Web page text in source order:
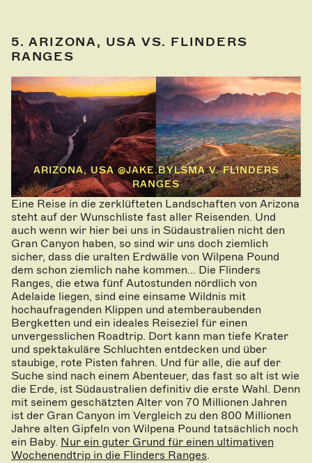
5. ARIZONA, USA VS. FLINDERS
RANGES
ARIZONA, USA @JAKE.BYLSMA V. FLINDERS
RANGES
Eine Reise in die zerklüfteten Landschaften von Arizona
steht auf der Wunschliste fast aller Reisenden. Und
auch wenn wir hier bei uns in Südaustralien nicht den
Gran Canyon haben, so sind wir uns doch ziemlich
sicher, dass die uralten Erdwälle von Wilpena Pound
dem schon ziemlich nahe kommen... Die Flinders
Ranges, die etwa fünf Autostunden nördlich von
Adelaide liegen, sind eine einsame Wildnis mit
hochaufragenden Klippen und atemberaubenden
Bergketten und ein ideales Reiseziel für einen
unvergesslichen Roadtrip. Dort kann man tiefe Krater
und spektakuläre Schluchten entdecken und über
staubige, rote Pisten fahren. Und für alle, die auf der
Suche sind nach einem Abenteuer, das fast so alt ist wie
die Erde, ist Südaustralien definitiv die erste Wahl. Denn
mit seinem geschätzten Alter von 70 Millionen Jahren
ist der Gran Canyon im Vergleich zu den 800 Millionen
Jahre alten Gipfeln von Wilpena Pound tatsächlich noch
ein Baby. Nur ein guter Grund für einen ultimativen
Wochenendtrip in die Flinders Ranges.